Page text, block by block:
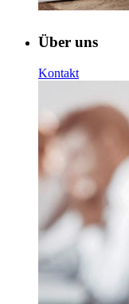
Über uns
Kontakt